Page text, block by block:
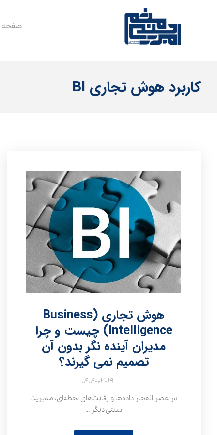
کاربرد هوش تجاری BI
هوش تجاری (Business
Intelligence) چیست و چرا
مدیران آینده‌ نگر بدون آن
تصمیم نمی‌ گیرند؟
۱۴۰۴-۰۲-۱۹
در عصر انفجار داده‌ها و رقابت‌های لحظه‌ای، مدیریت
سنتی دیگر ...